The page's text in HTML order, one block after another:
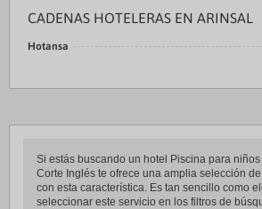
CADENAS HOTELERAS EN ARINSAL
Hotansa
Si estás buscando un hotel Piscina para niños
Corte Inglés te ofrece una amplia selección
con esta característica. Es tan sencillo como
seleccionar este servicio en los filtros de